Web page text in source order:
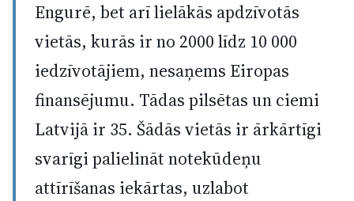
Engurē, bet arī lielākās apdzīvotās
vietās, kurās ir no 2000 līdz 10 000
iedzīvotājiem, nesaņems Eiropas
finansējumu. Tādas pilsētas un ciemi
Latvijā ir 35. Šādās vietās ir ārkārtīgi
svarīgi palielināt notekūdeņu
attīrīšanas iekārtas, uzlabot